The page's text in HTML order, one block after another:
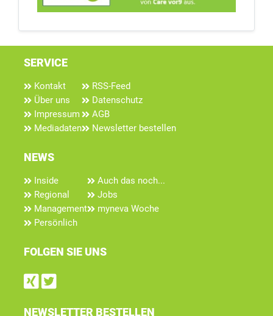
SERVICE
Kontakt
Über uns
Impressum
Mediadaten
RSS-Feed
Datenschutz
AGB
Newsletter bestellen
NEWS
Inside
Regional
Management
Persönlich
Auch das noch...
Jobs
myneva Woche
FOLGEN SIE UNS
Find us on Xing
Follow us on Twitter
NEWSLETTER BESTELLEN